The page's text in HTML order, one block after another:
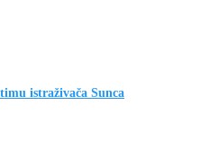
istraživača Sunca